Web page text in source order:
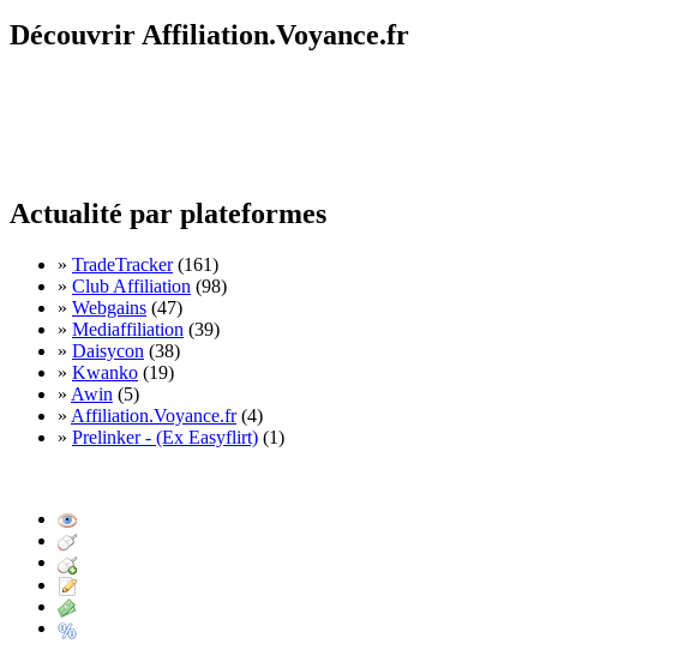
Découvrir Affiliation.Voyance.fr
Actualité par plateformes
» TradeTracker (161)
» Club Affiliation (98)
» Webgains (47)
» Mediaffiliation (39)
» Daisycon (38)
» Kwanko (19)
» Awin (5)
» Affiliation.Voyance.fr (4)
» Prelinker - (Ex Easyflirt) (1)